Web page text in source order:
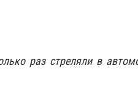
раз стреляли в